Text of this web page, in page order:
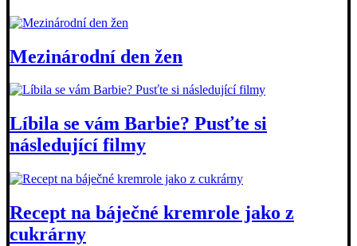
Mezinárodní den žen
Líbila se vám Barbie? Pusťte si
následující filmy
Recept na báječné kremrole jako z
cukrárny